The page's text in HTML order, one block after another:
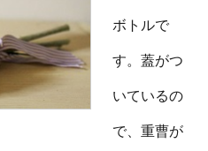
ボトルで
す。蓋がつ
いているの
で、重曹が